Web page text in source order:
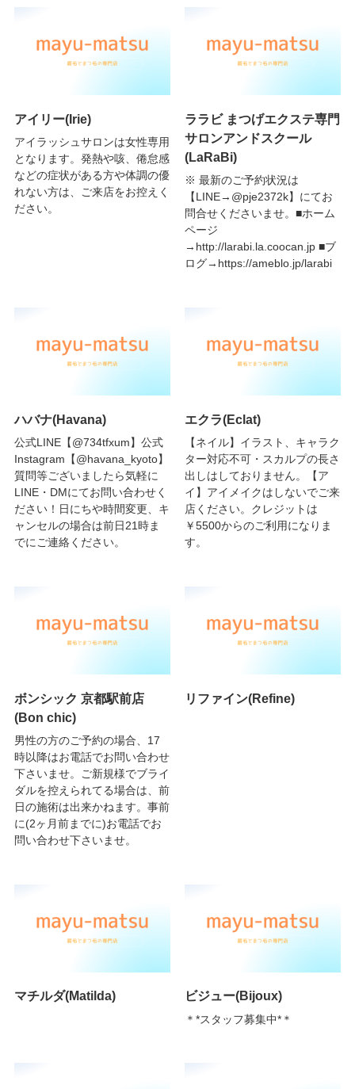
アイリー(Irie)
アイラッシュサロンは女性専用
となります。発熱や咳、倦怠感
などの症状がある方や体調の優
れない方は、ご来店をお控えく
ださい。
ララビ まつげエクステ専門
サロンアンドスクール
(LaRaBi)
※ 最新のご予約状況は
【LINE→@pje2372k】にてお
問合せくださいませ。■ホーム
ページ
→http://larabi.la.coocan.jp ■ブ
ログ→https://ameblo.jp/larabi
ハバナ(Havana)
公式LINE【@734tfxum】公式
Instagram【@havana_kyoto】
質問等ございましたら気軽に
LINE・DMにてお問い合わせく
ださい！日にちや時間変更、キ
ャンセルの場合は前日21時ま
でにご連絡ください。
エクラ(Eclat)
【ネイル】イラスト、キャラク
ター対応不可・スカルプの長さ
出しはしておりません。【ア
イ】アイメイクはしないでご来
店ください。クレジットは
￥5500からのご利用になりま
す。
ボンシック 京都駅前店
(Bon chic)
男性の方のご予約の場合、17
時以降はお電話でお問い合わせ
下さいませ。ご新規様でブライ
ダルを控えられてる場合は、前
日の施術は出来かねます。事前
に(2ヶ月前までに)お電話でお
問い合わせ下さいませ。
リファイン(Refine)
マチルダ(Matilda) ビジュー(Bijoux)
＊*スタッフ募集中*＊